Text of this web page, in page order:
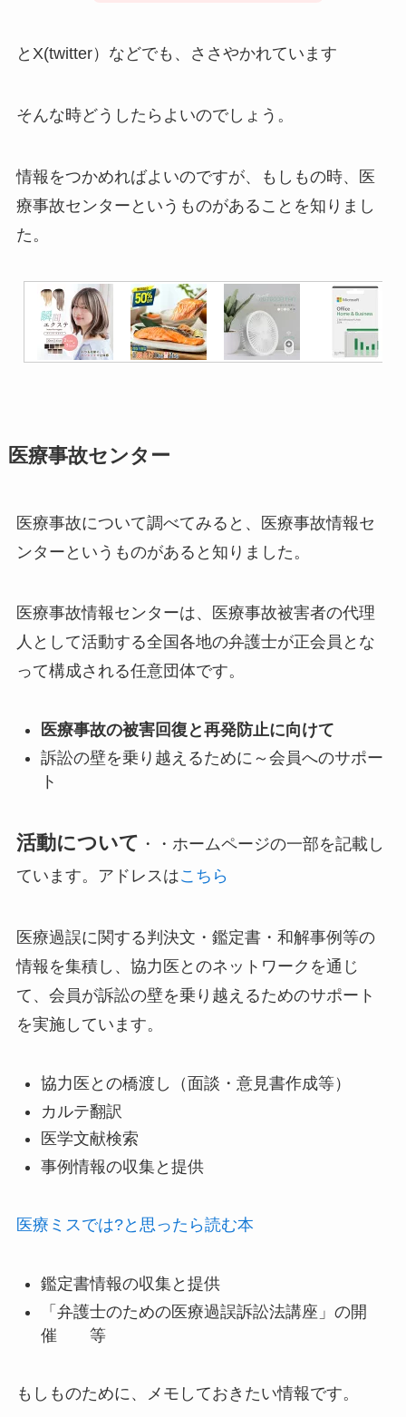
とX(twitter）などでも、ささやかれています
そんな時どうしたらよいのでしょう。
情報をつかめればよいのですが、もしもの時、医
療事故センターというものがあることを知りまし
た。
医療事故センター
医療事故について調べてみると、医療事故情報セ
ンターというものがあると知りました。
医療事故情報センターは、医療事故被害者の代理
人として活動する全国各地の弁護士が正会員とな
って構成される任意団体です。
医療事故の被害回復と再発防止に向けて
訴訟の壁を乗り越えるために～会員へのサポー
ト
活動について ・・ホームページの一部を記載し
ています。アドレスはこちら
医療過誤に関する判決文・鑑定書・和解事例等の
情報を集積し、協力医とのネットワークを通じ
て、会員が訴訟の壁を乗り越えるためのサポート
を実施しています。
協力医との橋渡し（面談・意見書作成等）
カルテ翻訳
医学文献検索
事例情報の収集と提供
医療ミスでは?と思ったら読む本
鑑定書情報の収集と提供
「弁護士のための医療過誤訴訟法講座」の開
催 等
もしものために、メモしておきたい情報です。